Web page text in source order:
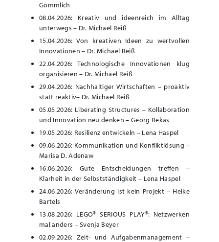
Gommlich
08.04.2026: Kreativ und ideenreich im Alltag
unterwegs – Dr. Michael Reiß
15.04.2026: Von kreativen Ideen zu wertvollen
Innovationen – Dr. Michael Reiß
22.04.2026: Technologische Innovationen klug
organisieren – Dr. Michael Reiß
29.04.2026: Nachhaltiger Wirtschaften – proaktiv
statt reaktiv– Dr. Michael Reiß
05.05.2026: Liberating Structures – Kollaboration
und Innovation neu denken – Georg Rekas
19.05.2026: Resilienz entwickeln – Lena Haspel
09.06.2026: Kommunikation und Konfliktlösung –
Marisa D. Adenaw
16.06.2026: Gute Entscheidungen treffen –
Klarheit in der Selbstständigkeit – Lena Haspel
24.06.2026: Veränderung ist kein Projekt – Heike
Bartels
13.08.2026: LEGO® SERIOUS PLAY®: Netzwerken
mal anders – Svenja Beyer
02.09.2026: Zeit- und Aufgabenmanagement –